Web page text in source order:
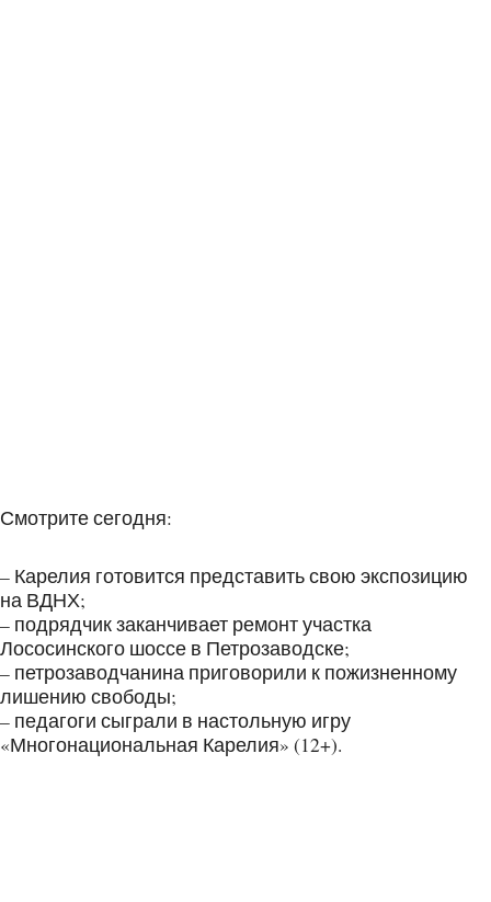
Смотрите сегодня:
– Карелия готовится представить свою экспозицию
на ВДНХ;
– подрядчик заканчивает ремонт участка
Лососинского шоссе в Петрозаводске;
– петрозаводчанина приговорили к пожизненному
лишению свободы;
– педагоги сыграли в настольную игру
«Многонациональная Карелия» (12+).